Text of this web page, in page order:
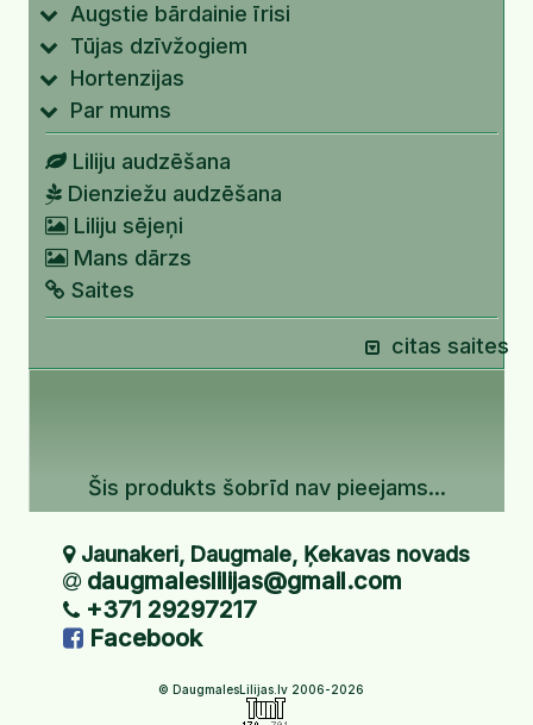
Augstie bārdainie īrisi
Tūjas dzīvžogiem
Hortenzijas
Par mums
Liliju audzēšana
Dienziežu audzēšana
Liliju sējeņi
Mans dārzs
Saites
citas saites
Šis produkts šobrīd nav pieejams...
Jaunakeri, Daugmale, Ķekavas novads
daugmaleslilijas@gmail.com
+371 29297217
Facebook
© DaugmalesLilijas.lv 2006-2026